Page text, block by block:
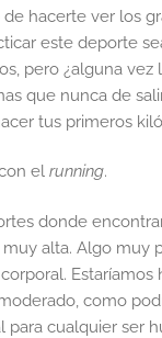
hacerte ver los
este deporte
pero ¿alguna vez
que nunca de
tus primeros
el running.
donde
alta. Algo muy
como
para cualquier ser